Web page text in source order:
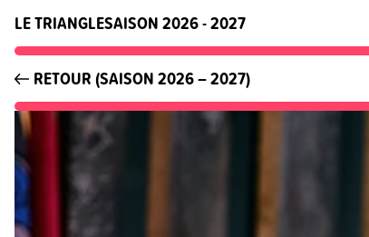
LE TRIANGLESAISON 2026 - 2027
RETOUR (SAISON 2026 – 2027)